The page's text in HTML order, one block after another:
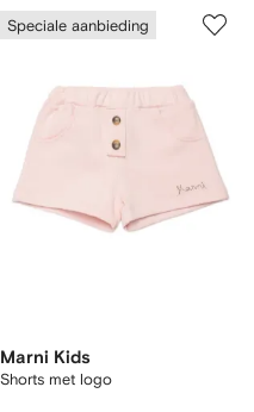
Speciale aanbieding
Marni Kids
Shorts met logo